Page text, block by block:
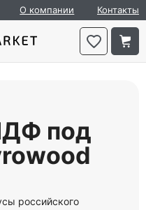
О компании Контакты
под
российского